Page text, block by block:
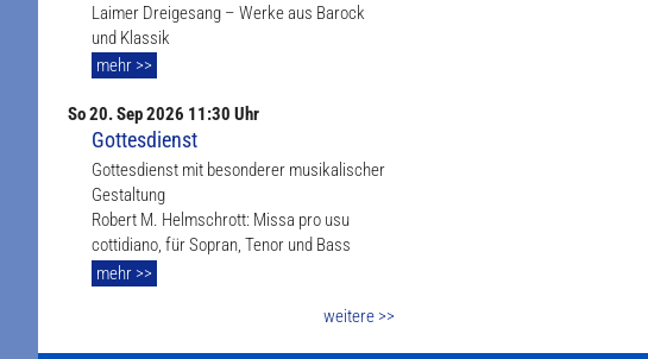
Laimer Dreigesang – Werke aus Barock
und Klassik
mehr >>
So20. Sep2026 11:30 Uhr
Gottesdienst
Gottesdienst mit besonderer musikalischer
Gestaltung
Robert M. Helmschrott: Missa pro usu
cottidiano, für Sopran, Tenor und Bass
mehr >>
weitere >>